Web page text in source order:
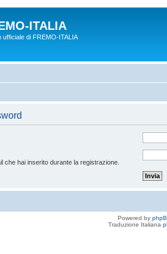
ITALIA
ufficiale di FREMO-ITALIA
che hai inserito durante la registrazione.
Powered by
Traduzione Italiana